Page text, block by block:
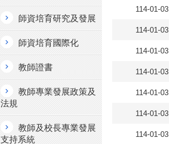
師資培育研究及發展
師資培育國際化
教師證書
教師專業發展政策及
法規
教師及校長專業發展
支持系統
114-01-03
114-01-03
114-01-03
114-01-03
114-01-03
114-01-03
114-01-03